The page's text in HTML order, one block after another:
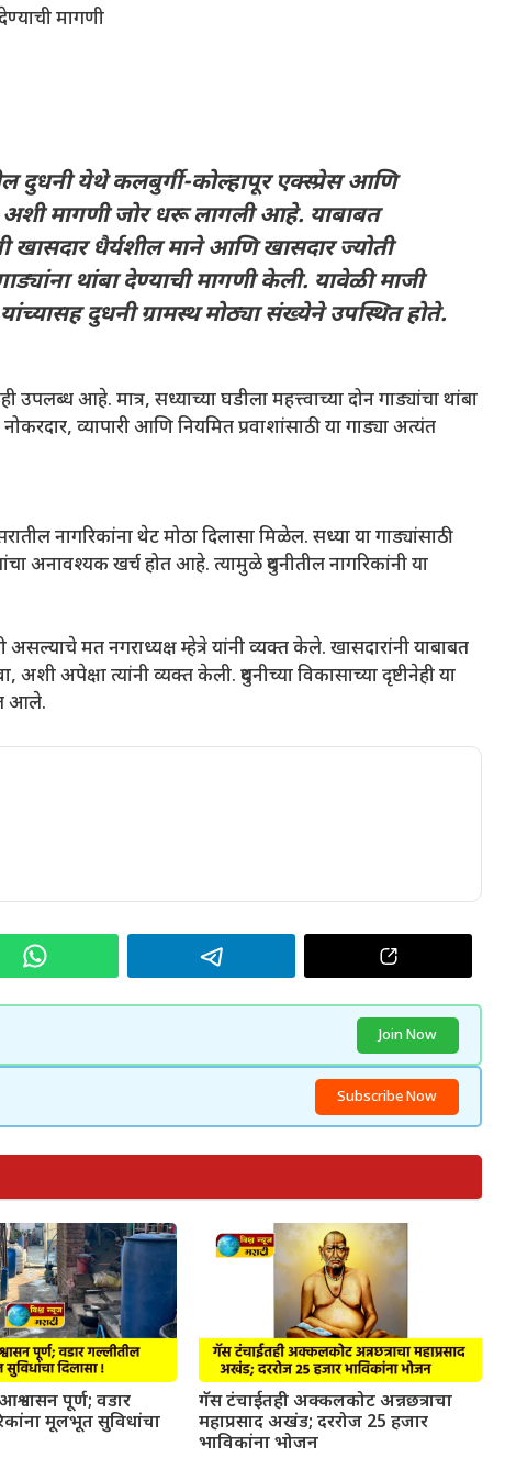
मागणी
येथे कलबुर्गी-कोल्हापूर एक्स्प्रेस आणि
अशी मागणी जोर धरू लागली आहे. याबाबत
खासदार धैर्यशील माने आणि खासदार ज्योती
थांबा देण्याची मागणी केली. यावेळी माजी
यांच्यासह दुधनी ग्रामस्थ मोठ्या संख्येने उपस्थित होते.
आहे. मात्र, सध्याच्या घडीला महत्त्वाच्या दोन गाड्यांचा थांबा
व्यापारी आणि नियमित प्रवाशांसाठी या गाड्या अत्यंत
नागरिकांना थेट मोठा दिलासा मिळेल. सध्या या गाड्यांसाठी
अनावश्यक खर्च होत आहे. त्यामुळे दुधनीतील नागरिकांनी या
मत नगराध्यक्ष म्हेत्रे यांनी व्यक्त केले. खासदारांनी याबाबत
अपेक्षा त्यांनी व्यक्त केली. दुधनीच्या विकासाच्या दृष्टीनेही या
आले.
Join Now
Subscribe Now
पूर्ण; वडार
मूलभूत सुविधांचा
गॅस टंचाईतही अक्कलकोट अन्नछत्राचा
महाप्रसाद अखंड; दररोज 25 हजार
भाविकांना भोजन